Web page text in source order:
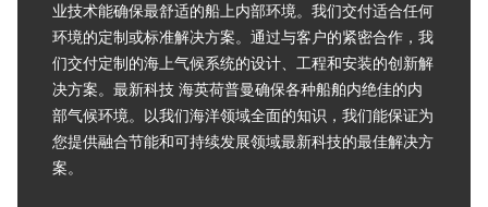
业技术能确保最舒适的船上内部环境。我们交付适合任何
环境的定制或标准解决方案。通过与客户的紧密合作，我
们交付定制的海上气候系统的设计、工程和安装的创新解
决方案。最新科技 海英荷普曼确保各种船舶内绝佳的内
部气候环境。以我们海洋领域全面的知识，我们能保证为
您提供融合节能和可持续发展领域最新科技的最佳解决方
案。